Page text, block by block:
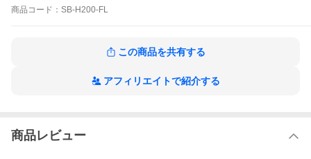
中央8.5cm/サイド0cm
■材質 FRP/黒ゲルコート
■ココがポイント！
との接触やキズを防ぎ一体感もアップ
商品 コード： SB-H200-FL
この商品を共有する
アフィリエイトで紹介する
商品レビュー